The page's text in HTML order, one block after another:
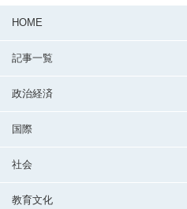
HOME
記事一覧
政治経済
国際
社会
教育文化